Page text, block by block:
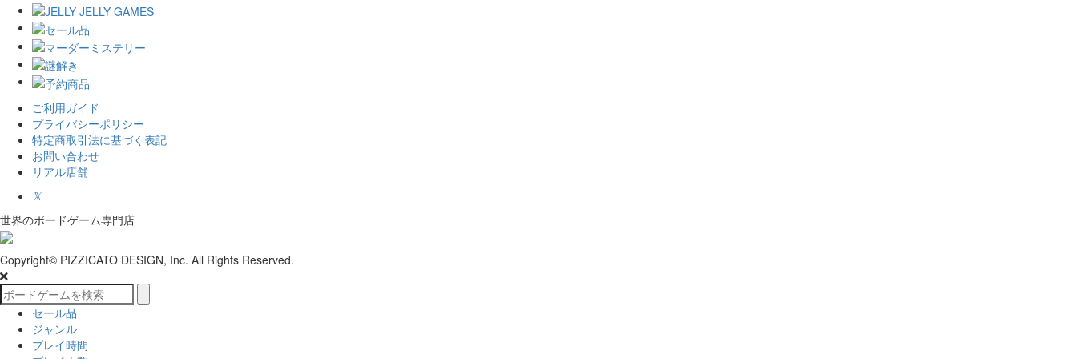
ご利用ガイド
プライバシーポリシー
特定商取引法に基づく表記
お問い合わせ
リアル店舗
𝕏
世界のボードゲーム専門店
Copyright© PIZZICATO DESIGN, Inc. All Rights Reserved.
セール品
ジャンル
プレイ時間